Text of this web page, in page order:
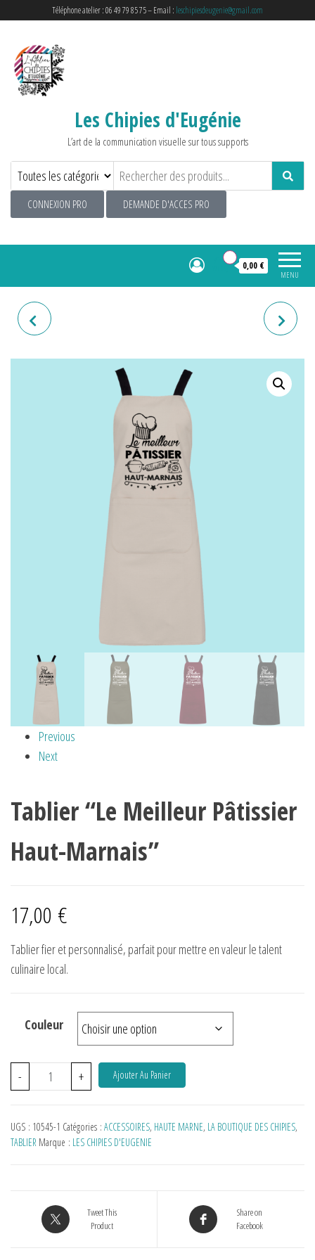
Téléphone atelier : 06 49 79 85 75 – Email : leschipiesdeugenie@gmail.com
Les Chipies d'Eugénie
L’art de la communication visuelle sur tous supports
CONNEXION PRO DEMANDE D'ACCES PRO
MENU
0,00 €
Previous
Next
Tablier “Le Meilleur Pâtissier
Haut-Marnais”
17,00 €
Tablier fier et personnalisé, parfait pour mettre en valeur le talent
culinaire local.
Couleur
- + Ajouter Au Panier
UGS : 10545-1 Catégories : ACCESSOIRES, HAUTE MARNE, LA BOUTIQUE DES CHIPIES,
TABLIER Marque : LES CHIPIES D'EUGENIE
Tweet This
Product
Share on
Facebook